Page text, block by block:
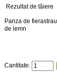
Rezultat de tăiere
Panza de
de lemn
Cantitate: